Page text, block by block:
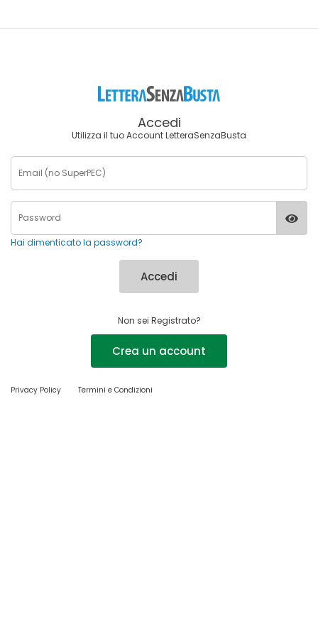
Accedi
Utilizza il tuo Account LetteraSenzaBusta
Hai dimenticato la password?
Accedi
Non sei Registrato?
Crea un account
Privacy Policy Termini e Condizioni